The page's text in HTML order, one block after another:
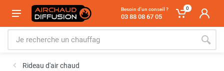
Besoin d'un conseil ?
03 88 08 67 05
0
Rideau d'air chaud